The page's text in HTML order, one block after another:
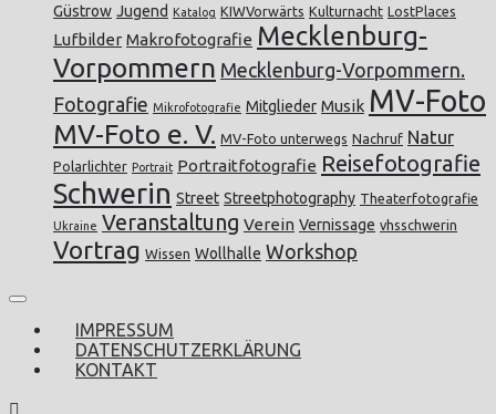
Güstrow Jugend Katalog KIWVorwärts Kulturnacht LostPlaces
Lufbilder Makrofotografie Mecklenburg-
Vorpommern Mecklenburg-Vorpommern.
Fotografie Mikrofotografie Mitglieder Musik MV-Foto
MV-Foto e. V. MV-Foto unterwegs Nachruf Natur
Polarlichter Portrait Portraitfotografie Reisefotografie
Schwerin Street Streetphotography Theaterfotografie
Ukraine Veranstaltung Verein Vernissage vhsschwerin
Vortrag Wissen Wollhalle Workshop
IMPRESSUM
DATENSCHUTZERKLÄRUNG
KONTAKT